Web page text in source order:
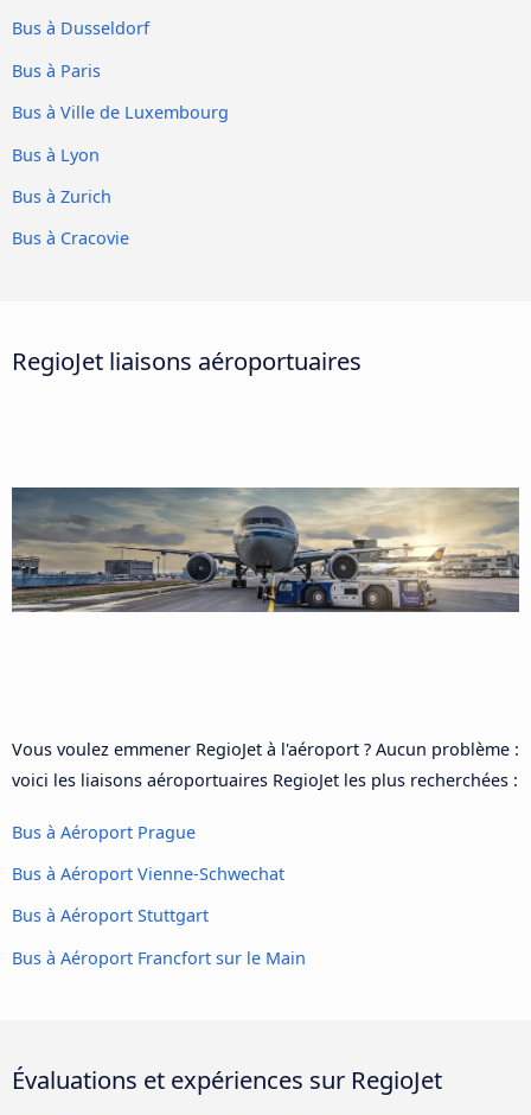
Bus à Dusseldorf
Bus à Paris
Bus à Ville de Luxembourg
Bus à Lyon
Bus à Zurich
Bus à Cracovie
RegioJet liaisons aéroportuaires
Vous voulez emmener RegioJet à l'aéroport ? Aucun problème :
voici les liaisons aéroportuaires RegioJet les plus recherchées :
Bus à Aéroport Prague
Bus à Aéroport Vienne-Schwechat
Bus à Aéroport Stuttgart
Bus à Aéroport Francfort sur le Main
Évaluations et expériences sur RegioJet